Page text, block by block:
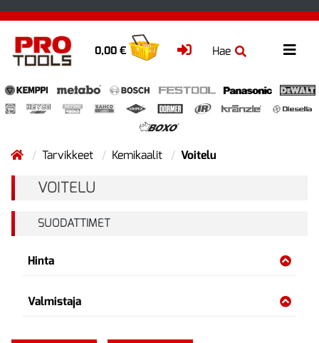
Hae
0,00 €
Tarvikkeet Kemikaalit Voitelu
VOITELU
SUODATTIMET
Hinta
Valmistaja